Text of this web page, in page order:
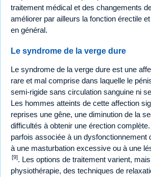
traitement médical et des changements
améliorer par ailleurs la fonction érectile
en général.
Le syndrome de la verge dure
Le syndrome de la verge dure est une
rare et mal comprise dans laquelle le
semi-rigide sans circulation sanguine ni
Les hommes atteints de cette affection
reprises une gêne, une diminution de la
difficultés à obtenir une érection
parfois associée à un dysfonctionnement
à une masturbation excessive ou à une
[9]. Les options de traitement varient,
physiothérapie, des techniques de